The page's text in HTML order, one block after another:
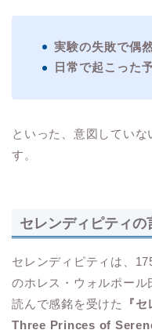
実験の失敗で偶
日常で起こった
といった、意図してい
す。
セレンディピティの
セレンディピティは、
のホレス・ウォルポール
読んで感銘を受けた
『
Three Princes of